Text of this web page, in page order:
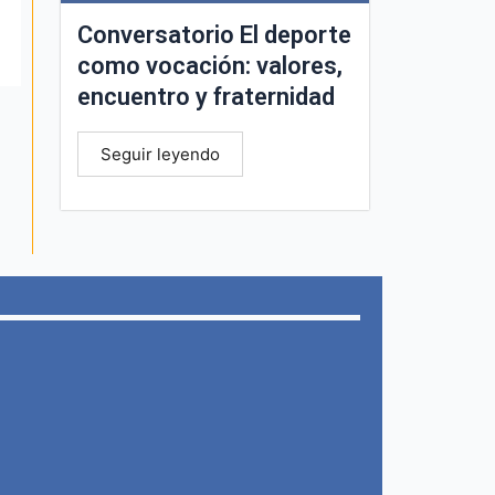
Conversatorio El deporte
como vocación: valores,
encuentro y fraternidad
Seguir leyendo